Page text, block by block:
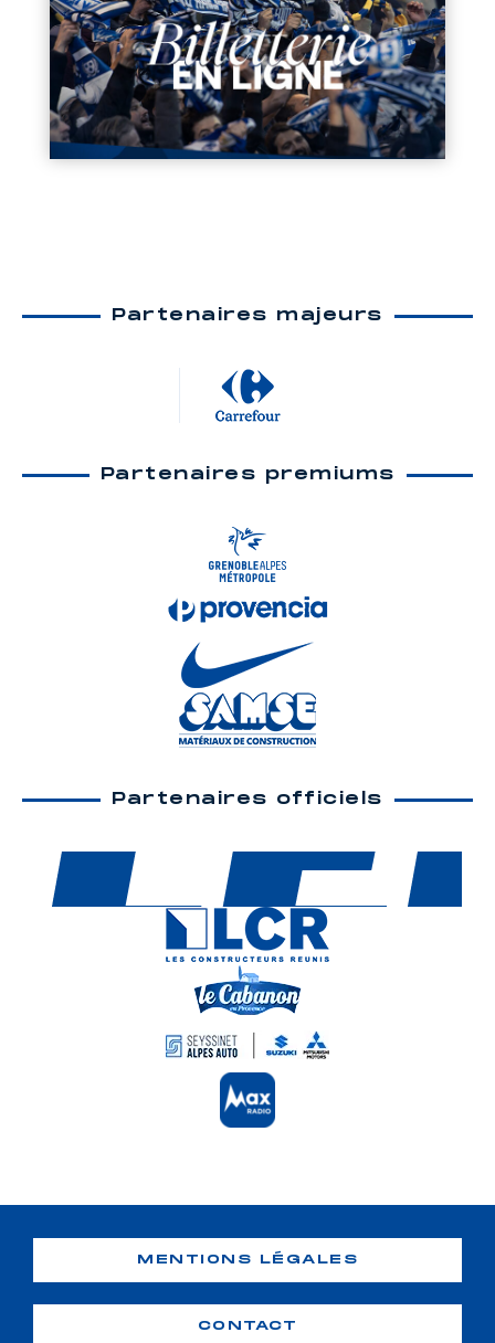
Partenaires majeurs
Partenaires premiums
Partenaires officiels
MENTIONS LÉGALES
CONTACT